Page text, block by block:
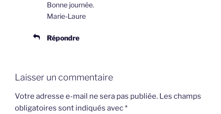
Bonne journée.
Marie-Laure
Répondre
Laisser un commentaire
Votre adresse e-mail ne sera pas publiée. Les champs
obligatoires sont indiqués avec*